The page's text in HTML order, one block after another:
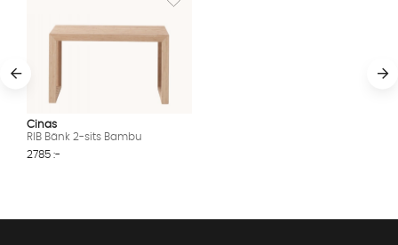
Cinas
RIB Bänk 2-sits Bambu
2785 :-